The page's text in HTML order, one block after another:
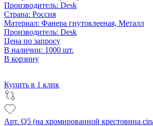
Производитель: Desk
Страна: Россия
Материал: Фанера гнутоклееная, Металл
Производитель: Desk
Цена по запросу
В наличии: 1000 шт.
В корзину
Купить в 1 клик
Арт. Q5 (на хромированной крестовина